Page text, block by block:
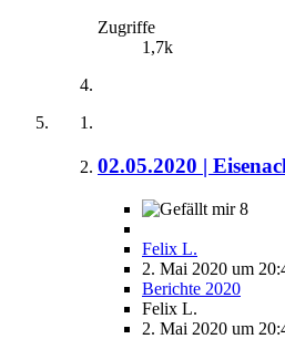
Zugriffe
1,7k
02.05.2020 |
8
Felix L.
2. Mai 2020 um
Berichte 2020
Felix L.
2. Mai 2020 um